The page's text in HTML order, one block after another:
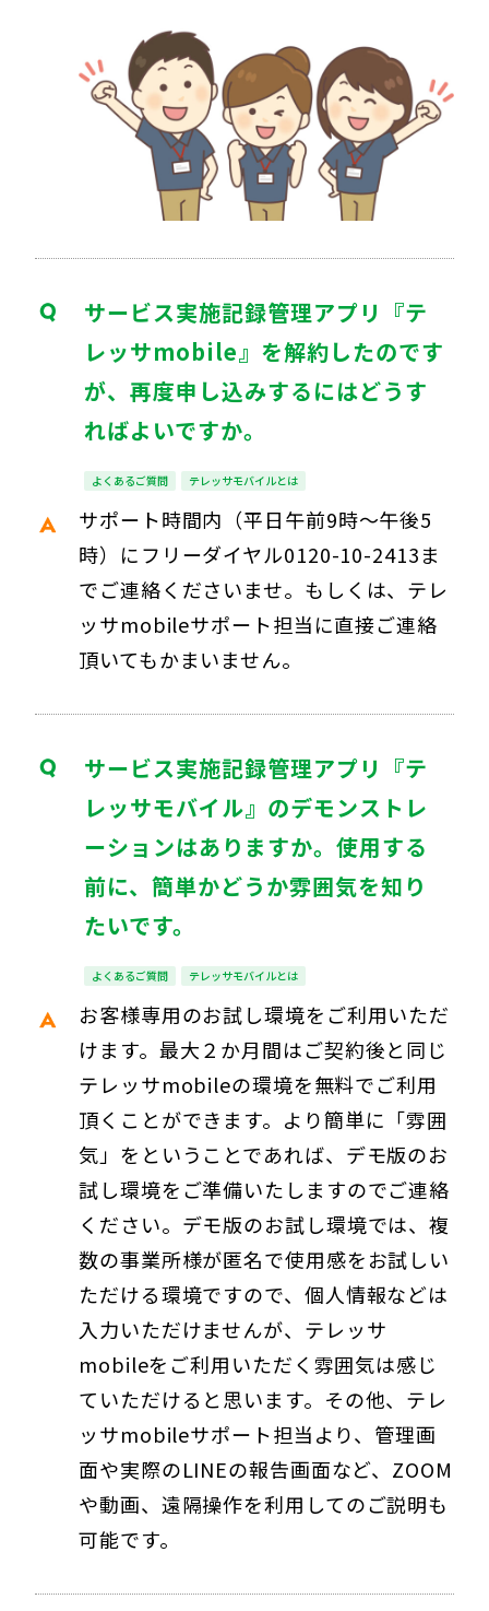
サービス実施記録管理アプリ『テ
レッサmobile』を解約したのです
が、再度申し込みするにはどうす
ればよいですか。
よくあるご質問 テレッサモバイルとは
サポート時間内（平日午前9時～午後5
時）にフリーダイヤル0120-10-2413ま
でご連絡くださいませ。もしくは、テレ
ッサmobileサポート担当に直接ご連絡
頂いてもかまいません。
サービス実施記録管理アプリ『テ
レッサモバイル』のデモンストレ
ーションはありますか。使用する
前に、簡単かどうか雰囲気を知り
たいです。
よくあるご質問 テレッサモバイルとは
お客様専用のお試し環境をご利用いただ
けます。最大２か月間はご契約後と同じ
テレッサmobileの環境を無料でご利用
頂くことができます。より簡単に「雰囲
気」をということであれば、デモ版のお
試し環境をご準備いたしますのでご連絡
ください。デモ版のお試し環境では、複
数の事業所様が匿名で使用感をお試しい
ただける環境ですので、個人情報などは
入力いただけませんが、テレッサ
mobileをご利用いただく雰囲気は感じ
ていただけると思います。その他、テレ
ッサmobileサポート担当より、管理画
面や実際のLINEの報告画面など、ZOOM
や動画、遠隔操作を利用してのご説明も
可能です。